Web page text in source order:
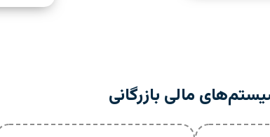
مالی بازرگانی